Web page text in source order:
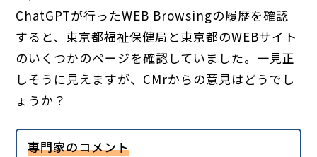
ChatGPTが行ったWEB Browsingの履歴を確認
すると、東京都福祉保健局と東京都のWEBサイト
のいくつかのページを確認していました。一見正
しそうに見えますが、CMrからの意見はどうでし
ょうか？
専門家のコメント